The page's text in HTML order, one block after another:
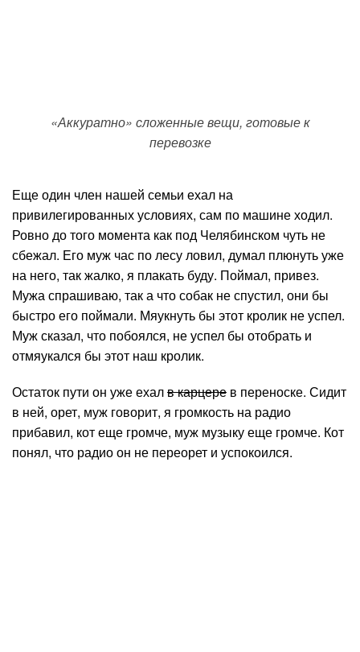
«Аккуратно» сложенные вещи, готовые к
перевозке
Еще один член нашей семьи ехал на
привилегированных условиях, сам по машине ходил.
Ровно до того момента как под Челябинском чуть не
сбежал. Его муж час по лесу ловил, думал плюнуть уже
на него, так жалко, я плакать буду. Поймал, привез.
Мужа спрашиваю, так а что собак не спустил, они бы
быстро его поймали. Мяукнуть бы этот кролик не успел.
Муж сказал, что побоялся, не успел бы отобрать и
отмяукался бы этот наш кролик.
Остаток пути он уже ехалв карцере в переноске. Сидит
в ней, орет, муж говорит, я громкость на радио
прибавил, кот еще громче, муж музыку еще громче. Кот
понял, что радио он не переорет и успокоился.